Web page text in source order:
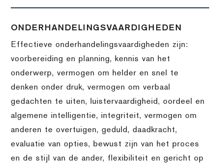
ONDERHANDELINGSVAARDIGHEDEN
Effectieve onderhandelingsvaardigheden zijn:
voorbereiding en planning, kennis van het
onderwerp, vermogen om helder en snel te
denken onder druk, vermogen om verbaal
gedachten te uiten, luistervaardigheid, oordeel en
algemene intelligentie, integriteit, vermogen om
anderen te overtuigen, geduld, daadkracht,
evaluatie van opties, bewust zijn van het proces
en de stijl van de ander, flexibiliteit en gericht op